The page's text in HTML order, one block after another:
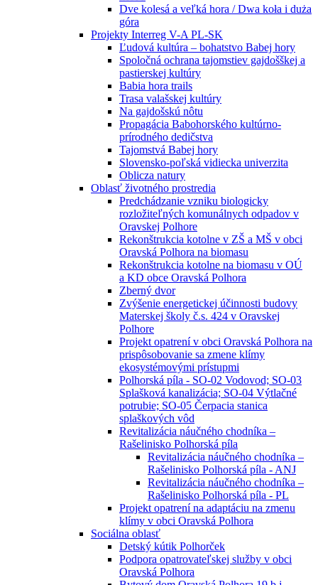
Dve kolesá a veľká hora / Dwa koła i duża
góra
Projekty Interreg V-A PL-SK
Ľudová kultúra – bohatstvo Babej hory
Spoločná ochrana tajomstiev gajdošškej a
pastierskej kultúry
Babia hora trails
Trasa valašskej kultúry
Na gajdošskú nôtu
Propagácia Babohorského kultúrno-
prírodného dedičstva
Tajomstvá Babej hory
Slovensko-poľská vidiecka univerzita
Oblicza natury
Oblasť životného prostredia
Predchádzanie vzniku biologicky
rozložiteľných komunálnych odpadov v
Oravskej Polhore
Rekonštrukcia kotolne v ZŠ a MŠ v obci
Oravská Polhora na biomasu
Rekonštrukcia kotolne na biomasu v OÚ
a KD obce Oravská Polhora
Zberný dvor
Zvýšenie energetickej účinnosti budovy
Materskej školy č.s. 424 v Oravskej
Polhore
Projekt opatrení v obci Oravská Polhora na
prispôsobovanie sa zmene klímy
ekosystémovými prístupmi
Polhorská píla - SO-02 Vodovod; SO-03
Splašková kanalizácia; SO-04 Výtlačné
potrubie; SO-05 Čerpacia stanica
splaškových vôd
Revitalizácia náučného chodníka –
Rašelinisko Polhorská píla
Revitalizácia náučného chodníka –
Rašelinisko Polhorská píla - ANJ
Revitalizácia náučného chodníka –
Rašelinisko Polhorská píla - PL
Projekt opatrení na adaptáciu na zmenu
klímy v obci Oravská Polhora
Sociálna oblasť
Detský kútik Polhorček
Podpora opatrovateľskej služby v obci
Oravská Polhora